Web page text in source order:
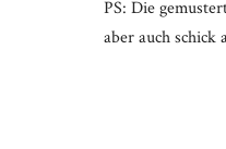
PS: Die
aber auch schick